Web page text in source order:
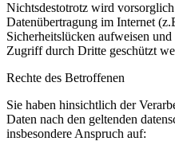
Nichtsdestotrotz wird
Datenübertragung im Internet
Sicherheitslücken aufweisen
Zugriff durch Dritte geschützt
Rechte des Betroffenen
Sie haben hinsichtlich der
Daten nach den geltenden
insbesondere Anspruch auf: